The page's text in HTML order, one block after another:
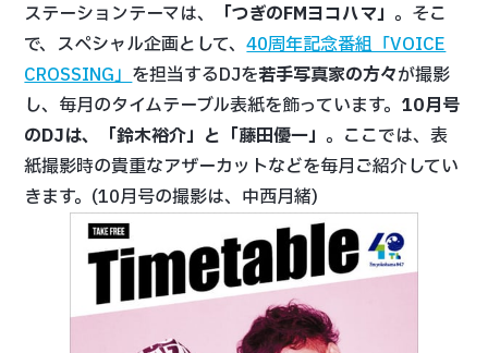
ステーションテーマは、
「つぎのFMヨコハマ」。そこ
で、スペシャル企画として、40周年記念番組「VOICE
CROSSING」を担当するDJを若手写真家の方々が撮影
し、毎月のタイムテーブル表紙を飾っています。 10月号
のDJは、「鈴木裕介」と「藤田優一」。ここでは、表
紙撮影時の貴重なアザーカットなどを毎月ご紹介してい
きます。(10月号の撮影は、中西月緒)